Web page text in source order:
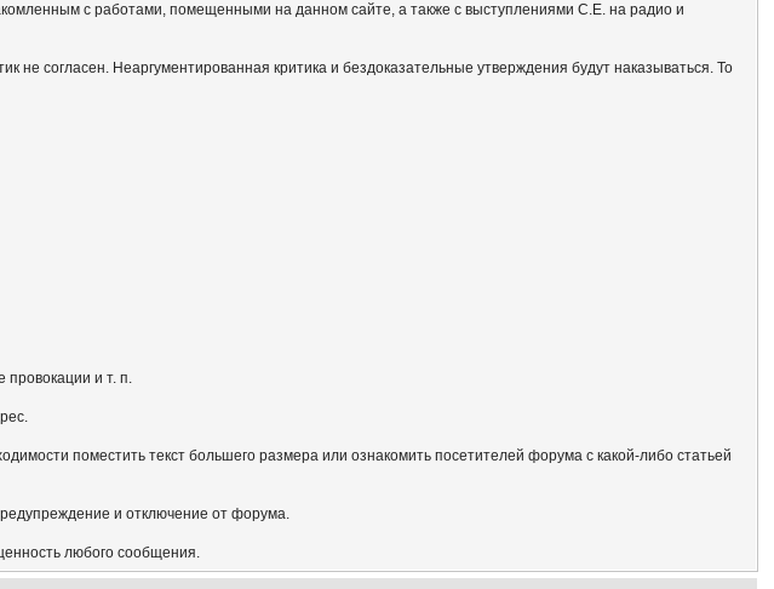
с работами, помещенными на данном сайте, а также с выступлениями С.Е. на радио и
согласен. Неаргументированная критика и бездоказательные утверждения будут наказываться. То
и т. п.
поместить текст большего размера или ознакомить посетителей форума с какой-либо статьей
и отключение от форума.
любого сообщения.